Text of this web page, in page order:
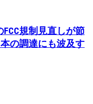
FCC規制見直しが節
の調達にも波及す